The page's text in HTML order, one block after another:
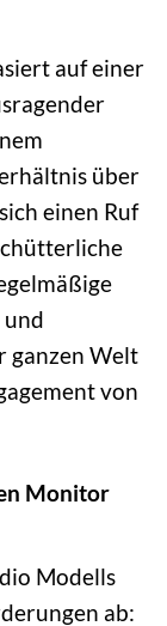
auf einer
über
einen Ruf
und
ganzen Welt
von
Monitor
Modells
ab: